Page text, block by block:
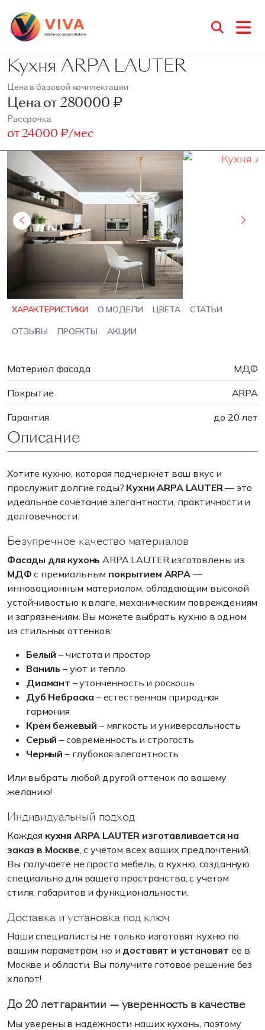
Кухня ARPA LAUTER
Цена в базовой комплектации
Цена от280000 ₽
Рассрочка
от24000 ₽/мес
ХАРАКТЕРИСТИКИ О МОДЕЛИ ЦВЕТА СТАТЬИ
ОТЗЫВЫ ПРОЕКТЫ АКЦИИ
Материал фасада МДФ
Покрытие ARPA
Гарантия до 20 лет
Описание
Хотите кухню, которая подчеркнет ваш вкус и
прослужит долгие годы? Кухни ARPA LAUTER— это
идеальное сочетание элегантности, практичности и
долговечности.
Безупречное качество материалов
Фасады для кухонь ARPA LAUTER изготовлены из
МДФ с премиальным покрытием ARPA—
инновационным материалом, обладающим высокой
устойчивостью к влаге, механическим повреждениям
и загрязнениям. Вы можете выбрать кухню в одном
из стильных оттенков:
Белый – чистота и простор
Ваниль – уют и тепло
Диамант – утонченность и роскошь
Дуб Небраска – естественная природная
гармония
Крем бежевый – мягкость и универсальность
Серый – современность и строгость
Черный – глубокая элегантность
Или выбрать любой другой оттенок по вашему
желанию!
Индивидуальный подход
Каждая кухня ARPA LAUTER изготавливается на
заказ в Москве, с учетом всех ваших предпочтений.
Вы получаете не просто мебель, а кухню, созданную
специально для вашего пространства, с учетом
стиля, габаритов и функциональности.
Доставка и установка под ключ
Наши специалисты не только изготовят кухню по
вашим параметрам, но и доставят и установят ее в
Москве и области. Вы получите готовое решение без
хлопот!
До 20 лет гарантии — уверенность в качестве
Мы уверены в надежности наших кухонь, поэтому